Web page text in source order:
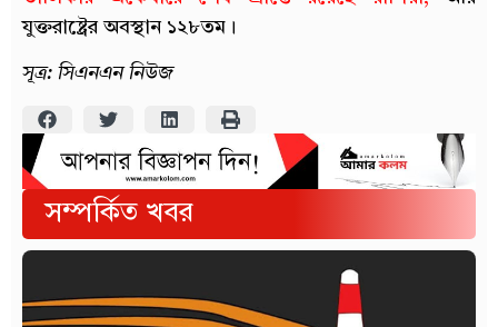
যুক্তরাষ্ট্রের অবস্থান ১২৮তম।
সূত্র: সিএনএন নিউজ
সম্পর্কিত খবর